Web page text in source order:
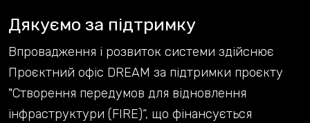
Дякуємо за підтримку
Впровадження і розвиток системи здійснює
Проєктний офіс DREAM за підтримки проєкту
"Створення передумов для відновлення
інфраструктури (FIRE)“, що фінансується